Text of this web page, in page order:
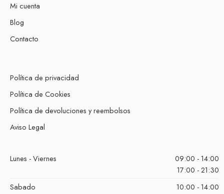
Mi cuenta
Blog
Contacto
Política de privacidad
Política de Cookies
Política de devoluciones y reembolsos
Aviso Legal
Lunes - Viernes
09:00 - 14:00
17:00 - 21:30
Sabado
10:00 - 14:00